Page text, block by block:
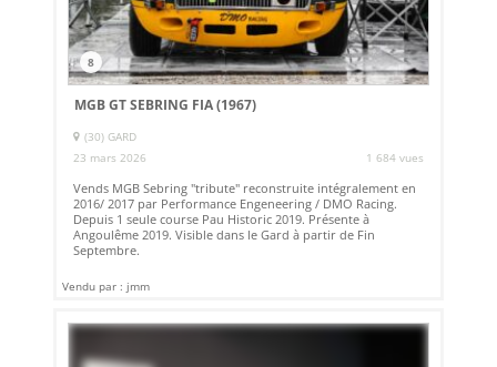
8
MGB GT SEBRING FIA (1967)
(30) GARD
23 mars 2026
1 684 vues
Vends MGB Sebring "tribute" reconstruite intégralement en
2016/ 2017 par Performance Engeneering / DMO Racing.
Depuis 1 seule course Pau Historic 2019. Présente à
Angoulême 2019. Visible dans le Gard à partir de Fin
Septembre.
Vendu par : jmm